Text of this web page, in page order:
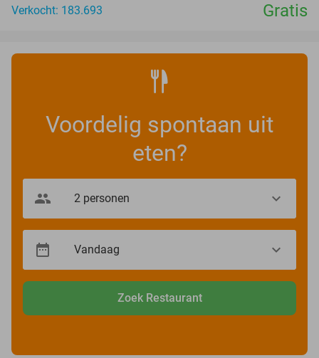
Verkocht: 183.693
Gratis
Voordelig spontaan uit
eten?
Zoek Restaurant